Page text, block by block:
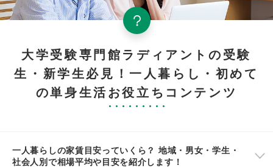
大学受験専門館ラディアントの受験
生・新学生必見！一人暮らし・初めて
の単身生活お役立ちコンテンツ
一人暮らしの家賃目安っていくら？ 地域・男女・学生・
社会人別で相場平均や目安を紹介します！